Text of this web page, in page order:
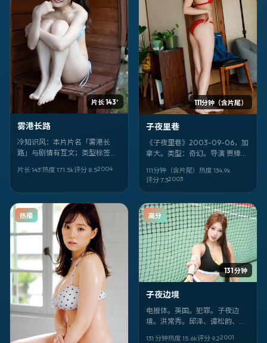
片长 143′
雾港长路
冷知识风：本片片名「雾港长
路」与剧情有互文；类型标签是
演 毕赣，核心面孔 王智、香川照
片长 143′热度 171.5k评分 8.52004
111分钟（含片尾）
子夜里巷
《子夜里巷》2003-09-06，加
拿大。类型：奇幻。导演 贾樟
丞、孙艺珍。剧情不剧透——看
完你会想重排自己的「信任名
111分钟（含片尾） 热度 134.9k
评分7.32003
热播
131 分钟
高分
子夜边境
电报体。英国。犯罪。子夜边
境。洪常秀。邱泽、谭松韵、邓
131 分钟热度 15.6k评分 9.22001